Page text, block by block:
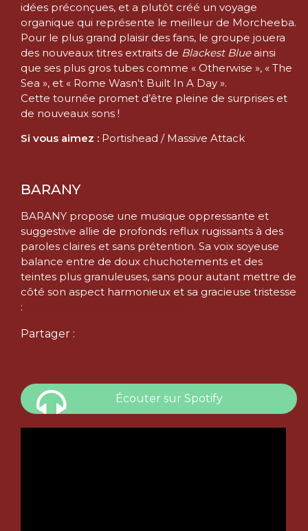
idées préconçues, et a plutôt créé un voyage
organique qui représente le meilleur de Morcheeba.
Pour le plus grand plaisir des fans, le groupe jouera
des nouveaux titres extraits de Blackest Blueainsi
que ses plus gros tubes comme « Otherwise », « The
Sea », et « Rome Wasn’t Built In A Day ».
Cette tournée promet d’être pleine de surprises et
de nouveaux sons !
Si vous aimez : Portishead / Massive Attack
BARANY
BARANY propose une musique oppressante et
suggestive allie de profonds reflux rugissants à des
paroles claires et sans prétention. Sa voix soyeuse
balance entre de doux chuchotements et des
teintes plus granuleuses, sans pour autant mettre de
côté son aspect harmonieux et sa gracieuse tristesse
:
Partager :
Écouter sur Spotify